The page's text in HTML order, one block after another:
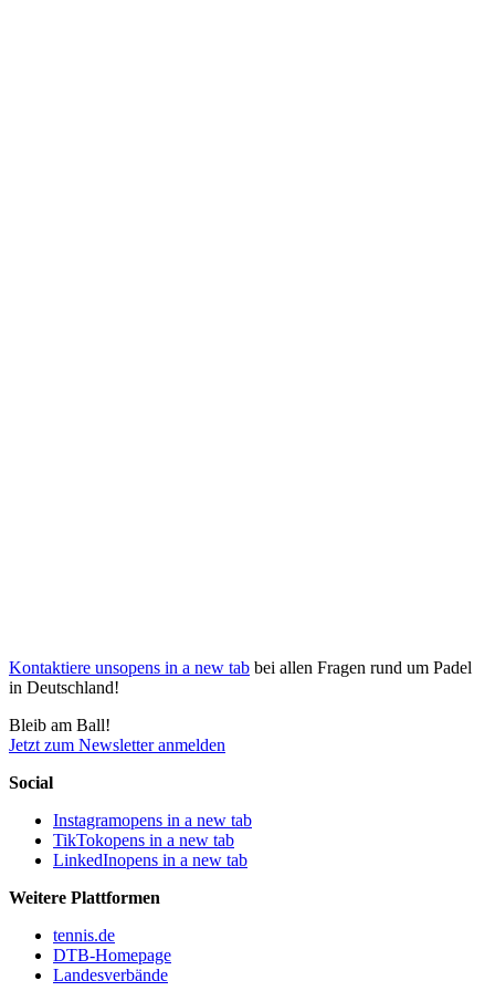
Kontaktiere unsopens in a new tab bei allen Fragen rund um Padel
in Deutschland!
Bleib am Ball!
Jetzt zum Newsletter anmelden
Social
Instagramopens in a new tab
TikTokopens in a new tab
LinkedInopens in a new tab
Weitere Plattformen
tennis.de
DTB-Homepage
Landesverbände